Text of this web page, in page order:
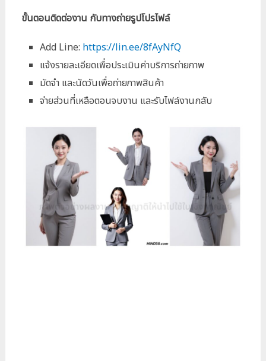
ขั้นตอนติดต่องาน กับทางถ่ายรูปโปรไฟล์
Add Line: https://lin.ee/8fAyNfQ
แจ้งรายละเอียดเพื่อประเมินค่าบริการถ่ายภาพ
มัดจำ และนัดวันเพื่อถ่ายภาพสินค้า
จ่ายส่วนที่เหลือตอนจบงาน และรับไฟล์งานกลับ